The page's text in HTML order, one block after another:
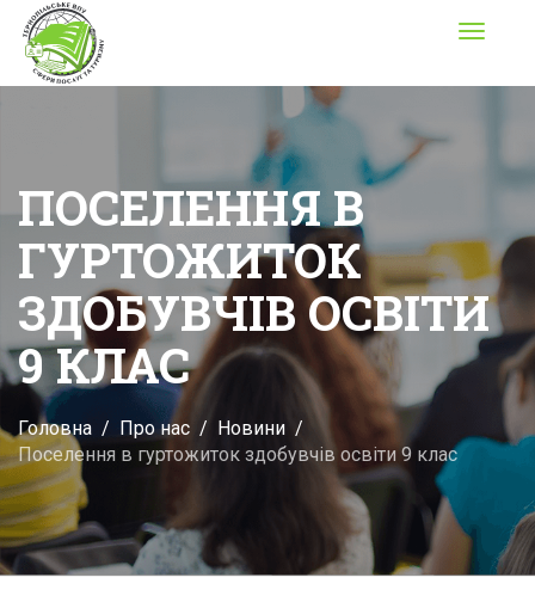
Toggle
ПОСЕЛЕННЯ В
ГУРТОЖИТОК
ЗДОБУВЧІВ ОСВІТИ
9 КЛАС
Головна Про нас
Новини
Поселення в гуртожиток здобувчів освіти 9 клас